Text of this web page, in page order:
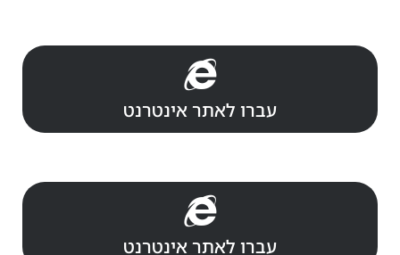
עברו לאתר אינטרנט
עברו לאתר אינטרנט